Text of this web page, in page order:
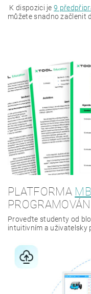
K dispozici je9
můžete snadno začlenit
PLATFORMA
PROGRAMOVÁNÍ
Proveďte studenty od
intuitivním a uživatelsky